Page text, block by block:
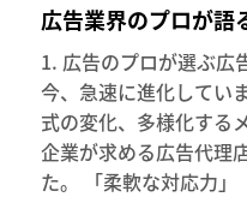
広告業界のプロが語
1. 広告のプロが選ぶ広
今、急速に進化してい
式の変化、多様化する
企業が求める広告代理
た。 「柔軟な対応力